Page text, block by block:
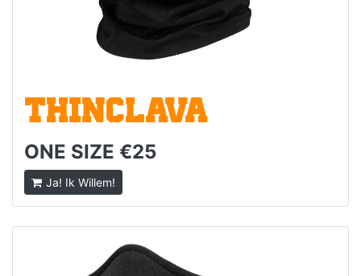
THINCLAVA
ONE SIZE €25
Ja! Ik Willem!